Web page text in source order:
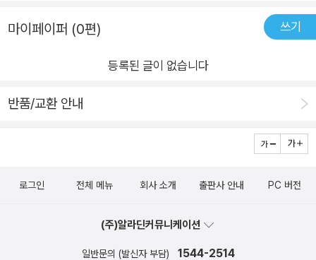
법을 설명한다. 부록B, '파이썬 주제 소개'에서는 초보자에게 도
마이페이퍼 (0편) 쓰기
등록된 글이 없습니다
반품/교환 안내
로그인 전체 메뉴 회사 소개 출판사 안내 PC 버전
(주)알라딘커뮤니케이션
일반문의 (발신자 부담) 1544-2514